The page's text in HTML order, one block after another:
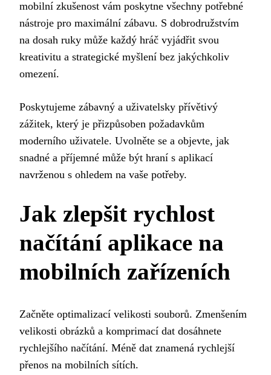
mobilní zkušenost vám poskytne všechny potřebné
nástroje pro maximální zábavu. S dobrodružstvím
na dosah ruky může každý hráč vyjádřit svou
kreativitu a strategické myšlení bez jakýchkoliv
omezení.
Poskytujeme zábavný a uživatelsky přívětivý
zážitek, který je přizpůsoben požadavkům
moderního uživatele. Uvolněte se a objevte, jak
snadné a příjemné může být hraní s aplikací
navrženou s ohledem na vaše potřeby.
Jak zlepšit rychlost
načítání aplikace na
mobilních zařízeních
Začněte optimalizací velikosti souborů. Zmenšením
velikosti obrázků a komprimací dat dosáhnete
rychlejšího načítání. Méně dat znamená rychlejší
přenos na mobilních sítích.